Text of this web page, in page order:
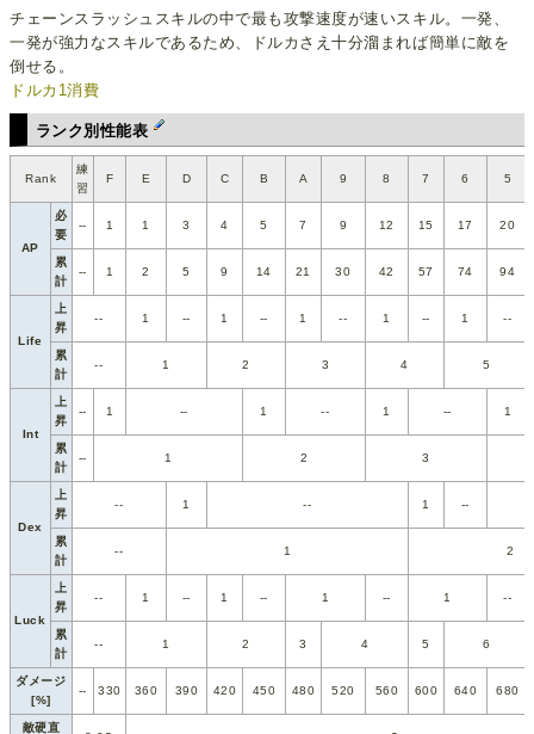
チェーンスラッシュスキルの中で最も攻撃速度が速いスキル。一発、
一発が強力なスキルであるため、ドルカさえ十分溜まれば簡単に敵を
倒せる。
ドルカ1消費
ランク別性能表
Rank
練
習
F E D C B A 9 8 7 6 5
AP
必
要
-- 1 1 3 4 5 7 9 12 15 17 20
累
計
-- 1 2 5 9 14 21 30 42 57 74 94
Life
上
昇
-- 1 -- 1 -- 1 -- 1 -- 1 --
累
計
-- 1 2 3 4 5
Int
上
昇
-- 1 -- 1 -- 1 -- 1
累
計
-- 1 2 3
Dex
上
昇
-- 1 -- 1 --
累
計
-- 1 2
Luck
上
昇
-- 1 -- 1 -- 1 -- 1 --
累
計
-- 1 2 3 4 5 6
ダメージ
[%]
-- 330 360 390 420 450 480 520 560 600 640 680
敵硬直